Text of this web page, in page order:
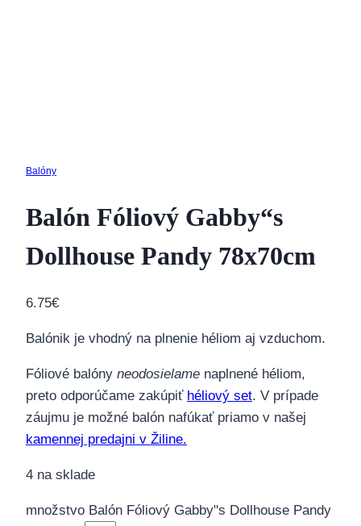
Balóny
Balón Fóliový Gabby“s
Dollhouse Pandy 78x70cm
6.75€
Balónik je vhodný na plnenie héliom aj vzduchom.
Fóliové balóny neodosielame naplnené héliom,
preto odporúčame zakúpiť héliový set. V prípade
záujmu je možné balón nafúkať priamo v našej
kamennej predajni v Žiline.
4 na sklade
množstvo Balón Fóliový Gabby"s Dollhouse Pandy